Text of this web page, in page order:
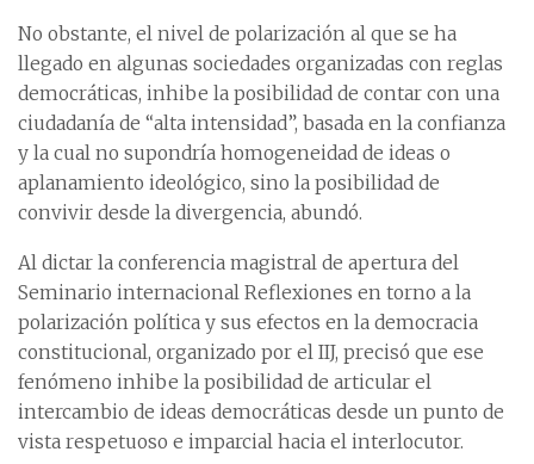
No obstante, el nivel de polarización al que se ha
llegado en algunas sociedades organizadas con reglas
democráticas, inhibe la posibilidad de contar con una
ciudadanía de “alta intensidad”, basada en la confianza
y la cual no supondría homogeneidad de ideas o
aplanamiento ideológico, sino la posibilidad de
convivir desde la divergencia, abundó.
Al dictar la conferencia magistral de apertura del
Seminario internacional Reflexiones en torno a la
polarización política y sus efectos en la democracia
constitucional, organizado por el IIJ, precisó que ese
fenómeno inhibe la posibilidad de articular el
intercambio de ideas democráticas desde un punto de
vista respetuoso e imparcial hacia el interlocutor.